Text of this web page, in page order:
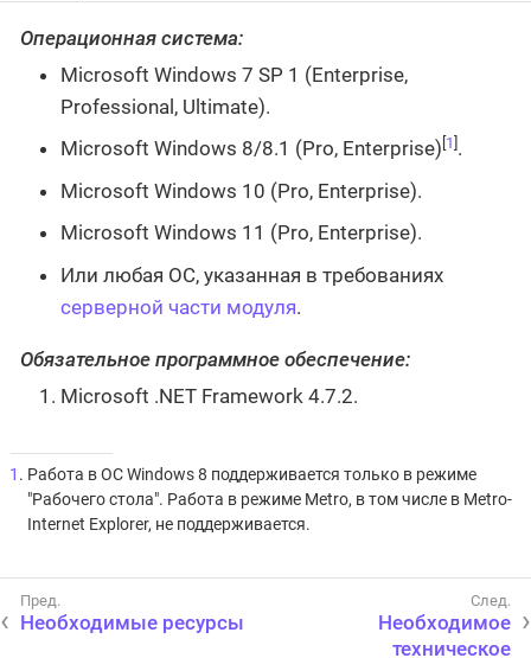
Операционная система:
Microsoft Windows 7 SP 1 (Enterprise,
Professional, Ultimate).
Microsoft Windows 8/8.1 (Pro, Enterprise) 1 .
Microsoft Windows 10 (Pro, Enterprise).
Microsoft Windows 11 (Pro, Enterprise).
Или любая ОС, указанная в требованиях
серверной части модуля.
Обязательное программное обеспечение:
Microsoft .NET Framework 4.7.2.
1 . Работа в ОС Windows 8 поддерживается только в режиме
"Рабочего стола". Работа в режиме Metro, в том числе в Metro-
Internet Explorer, не поддерживается.
Необходимые ресурсы
Необходимое
техническое